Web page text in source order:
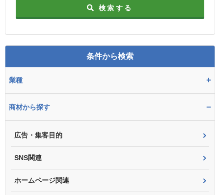
検索する
条件から検索
業種 +
商材から探す −
広告・集客目的
SNS関連
ホームページ関連